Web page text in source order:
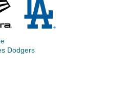
Dodgers